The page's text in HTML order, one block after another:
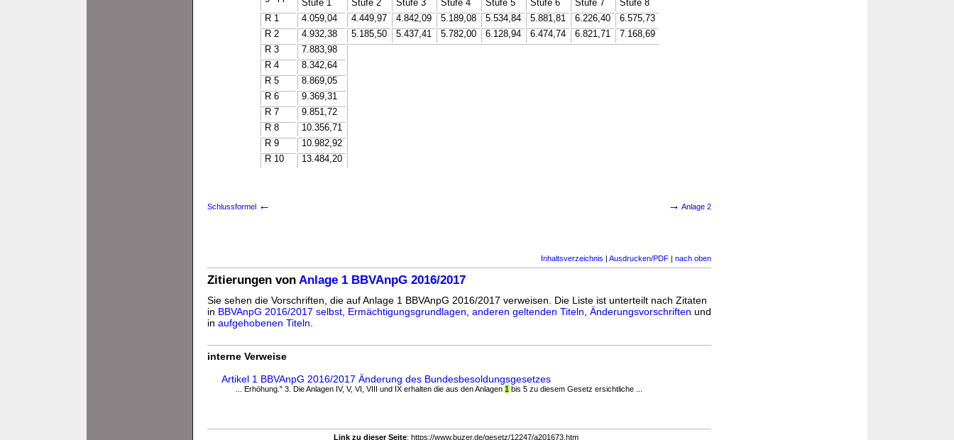
Stufe 1
Stufe 2 Stufe 3 Stufe 4 Stufe 5 Stufe 6 Stufe 7
Stufe 8
R 1
4.059,04 4.449,97 4.842,09 5.189,08 5.534,84 5.881,81 6.226,40
6.575,73
R 2
4.932,38 5.185,50 5.437,41 5.782,00 6.128,94 6.474,74 6.821,71
7.168,69
R 3
7.883,98
R 4
8.342,64
R 5
8.869,05
R 6
9.369,31
R 7
9.851,72
R 8
10.356,71
R 9
10.982,92
R 10
13.484,20
Schlussformel ← → Anlage 2
Inhaltsverzeichnis | Ausdrucken/PDF | nach oben
Zitierungen von Anlage 1 BBVAnpG 2016/2017
Sie sehen die Vorschriften, die auf Anlage 1 BBVAnpG 2016/2017 verweisen. Die Liste ist unterteilt nach Zitaten
in BBVAnpG 2016/2017 selbst Ermächtigungsgrundlagen anderen geltenden Titeln Änderungsvorschriften und
in aufgehobenen Titeln
interne Verweise
Artikel 1 BBVAnpG 2016/2017 Änderung des Bundesbesoldungsgesetzes
... Erhöhung." 3. Die Anlagen IV, V, VI, VIII und IX erhalten die aus den Anlagen 1 bis 5 zu diesem Gesetz ersichtliche ...
Link zu dieser Seite: https://www.buzer.de/gesetz/12247/a201673.htm